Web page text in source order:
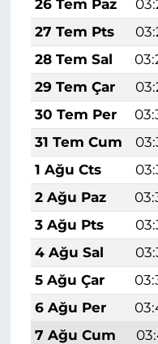
26 Tem Paz
27 Tem Pts
28 Tem Sal
29 Tem Çar
30 Tem Per
31 Tem Cum
1 Ağu Cts
2 Ağu Paz
3 Ağu Pts
4 Ağu Sal
5 Ağu Çar
6 Ağu Per
7 Ağu Cum